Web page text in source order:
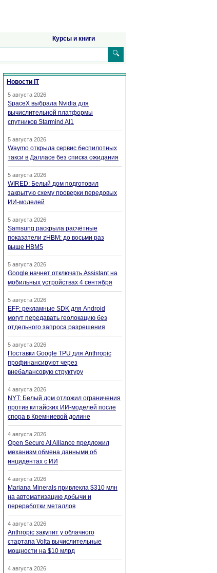
Курсы и книги
🔍
Новости IT
5 августа 2026
SpaceX выбрала Nvidia для
вычислительной платформы
спутников Starmind AI1
5 августа 2026
Waymo открыла сервис беспилотных
такси в Далласе без списка ожидания
5 августа 2026
WIRED: Белый дом подготовил
закрытую схему проверки передовых
ИИ-моделей
5 августа 2026
Samsung раскрыла расчётные
показатели zHBM: до восьми раз
выше HBM5
5 августа 2026
Google начнет отключать Assistant на
мобильных устройствах 4 сентября
5 августа 2026
EFF: рекламные SDK для Android
могут передавать геолокацию без
отдельного запроса разрешения
5 августа 2026
Поставки Google TPU для Anthropic
профинансируют через
внебалансовую структуру
4 августа 2026
NYT: Белый дом отложил ограничения
против китайских ИИ-моделей после
спора в Кремниевой долине
4 августа 2026
Open Secure AI Alliance предложил
механизм обмена данными об
инцидентах с ИИ
4 августа 2026
Mariana Minerals привлекла $310 млн
на автоматизацию добычи и
переработки металлов
4 августа 2026
Anthropic закупит у облачного
стартапа Volta вычислительные
мощности на $10 млрд
4 августа 2026